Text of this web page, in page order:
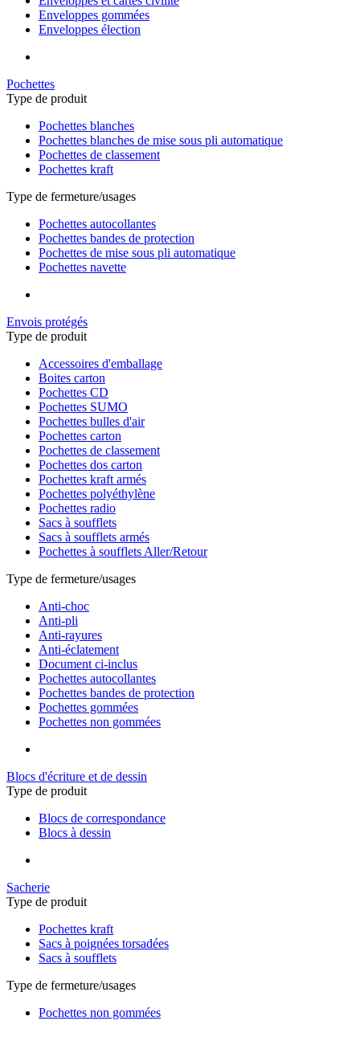
Enveloppes gommées
Enveloppes élection
Pochettes
Type de produit
Pochettes blanches
Pochettes blanches de mise sous pli automatique
Pochettes de classement
Pochettes kraft
Type de fermeture/usages
Pochettes autocollantes
Pochettes bandes de protection
Pochettes de mise sous pli automatique
Pochettes navette
Envois protégés
Type de produit
Accessoires d'emballage
Boites carton
Pochettes CD
Pochettes SUMO
Pochettes bulles d'air
Pochettes carton
Pochettes de classement
Pochettes dos carton
Pochettes kraft armés
Pochettes polyéthylène
Pochettes radio
Sacs à soufflets
Sacs à soufflets armés
Pochettes à soufflets Aller/Retour
Type de fermeture/usages
Anti-choc
Anti-pli
Anti-rayures
Anti-éclatement
Document ci-inclus
Pochettes autocollantes
Pochettes bandes de protection
Pochettes gommées
Pochettes non gommées
Blocs d'écriture et de dessin
Type de produit
Blocs de correspondance
Blocs à dessin
Sacherie
Type de produit
Pochettes kraft
Sacs à poignées torsadées
Sacs à soufflets
Type de fermeture/usages
Pochettes non gommées